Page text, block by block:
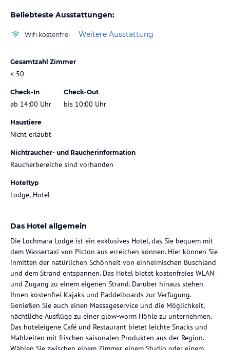
Beliebteste Ausstattungen:
Wifi kostenfrei Weitere Ausstattung
Gesamtzahl Zimmer
< 50
Check-In
ab 14:00 Uhr
Check-Out
bis 10:00 Uhr
Haustiere
Nicht erlaubt
Nichtraucher- und Raucherinformation
Raucherbereiche sind vorhanden
Hoteltyp
Lodge, Hotel
Das Hotel allgemein
Die Lochmara Lodge ist ein exklusives Hotel, das Sie bequem mit
dem Wassertaxi von Picton aus erreichen können. Hier können Sie
inmitten der natürlichen Schönheit von einheimischen Buschland
und dem Strand entspannen. Das Hotel bietet kostenfreies WLAN
und Zugang zu einem eigenen Strand. Darüber hinaus stehen
Ihnen kostenfrei Kajaks und Paddelboards zur Verfügung.
Genießen Sie auch einen Massageservice und die Möglichkeit,
nächtliche Ausflüge zu einer glow-worm Höhle zu unternehmen.
Das hoteleigene Café und Restaurant bietet leichte Snacks und
Mahlzeiten mit frischen saisonalen Produkten aus der Region.